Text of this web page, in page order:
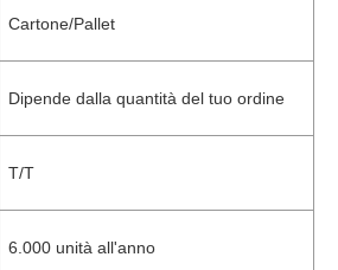
Cartone/Pallet
Dipende dalla quantità del tuo ordine
T/T
6.000 unità all'anno